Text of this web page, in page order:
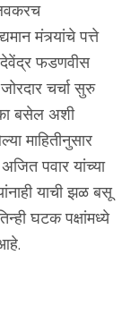
मंत्र्यांचे पत्ते
फडणवीस
चर्चा सुरु
बसेल अशी
माहितीनुसार
पवार यांच्या
याची झळ बसू
घटक पक्षांमध्ये